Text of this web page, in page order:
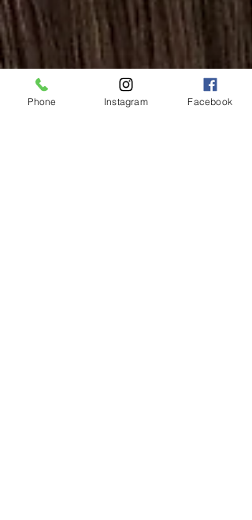
Phone Instagram Facebook